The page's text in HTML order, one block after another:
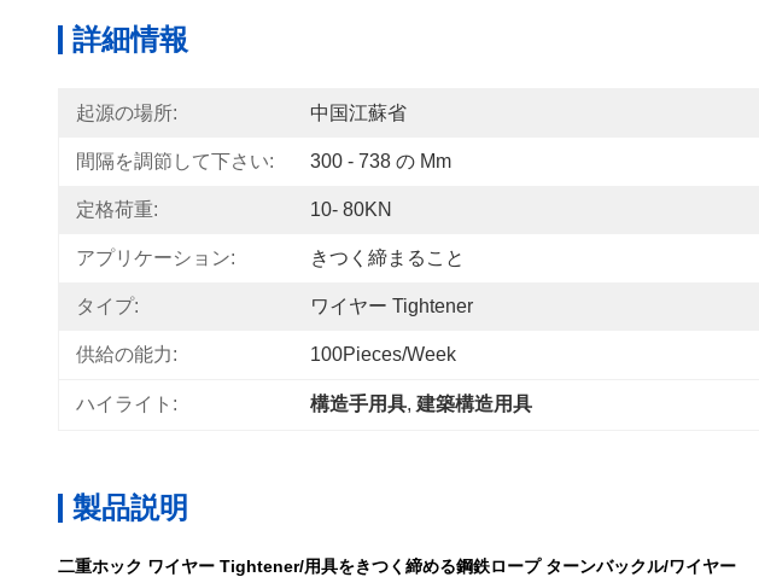
詳細情報
起源の場所: 中国江蘇省
間隔を調節して下さい: 300 - 738 の Mm
定格荷重: 10- 80KN
アプリケーション: きつく締まること
タイプ: ワイヤー Tightener
供給の能力: 100Pieces/week
ハイライト: 構造手用具, 建築構造用具
製品説明
二重ホック ワイヤー Tightener/用具をきつく締める鋼鉄ロープ ターンバックル/ワイヤー